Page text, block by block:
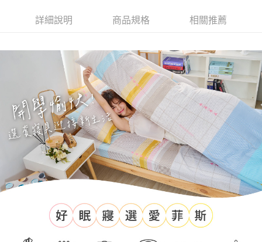
詳細說明 商品規格 相關推薦